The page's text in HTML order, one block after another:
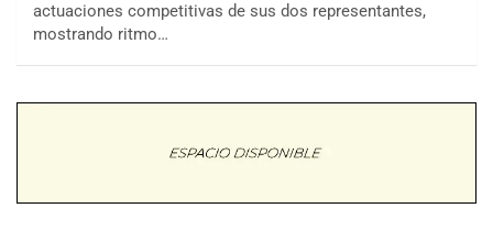
actuaciones competitivas de sus dos representantes,
mostrando ritmo…